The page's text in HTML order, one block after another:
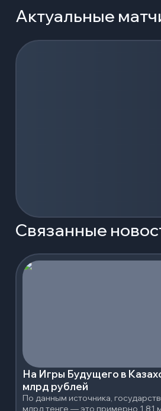
Актуальные
Загрузка событий...
Связанные
На Игры Будущего в
млрд рублей
По данным источника,
млрд тенге — это примерно 1,81